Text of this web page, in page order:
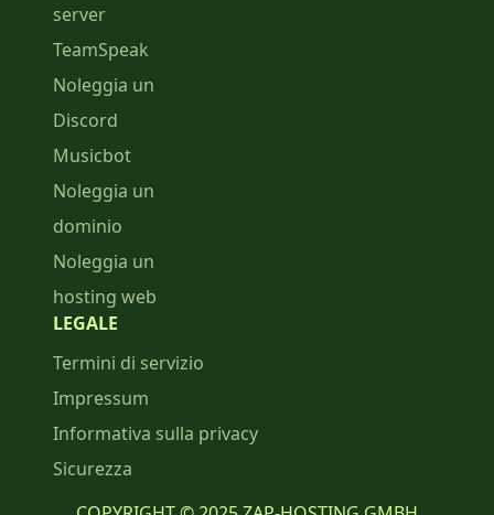
server
TeamSpeak
Noleggia un
Discord
Musicbot
Noleggia un
dominio
Noleggia un
hosting web
LEGALE
Termini di servizio
Impressum
Informativa sulla privacy
Sicurezza